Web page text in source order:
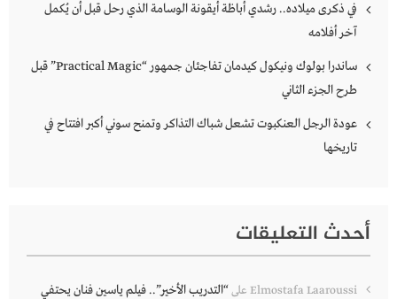
في ذكرى ميلاده.. رشدي أباظة أيقونة الوسامة الذي رحل قبل أن يُكمل
آخر أفلامه
ساندرا بولوك ونيكول كيدمان تفاجئان جمهور “Practical Magic” قبل
طرح الجزء الثاني
عودة الرجل العنكبوت تشعل شباك التذاكر وتمنح سوني أكبر افتتاح في
تاريخها
أحدث التعليقات
Elmostafa Laaroussi على“التدريب الأخير”.. فيلم ياسين فنان يحتفي